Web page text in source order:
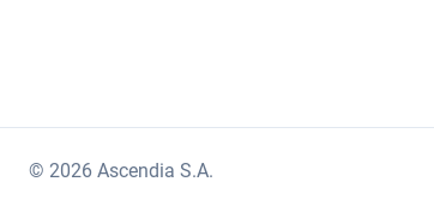
© 2026 Ascendia S.A.